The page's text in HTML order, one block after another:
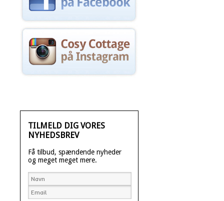
TILMELD DIG VORES
NYHEDSBREV
Få tilbud, spændende nyheder
og meget meget mere.